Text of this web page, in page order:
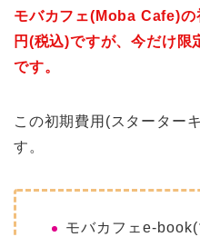
モバカフェ(Moba Cafe)
円(税込)ですが、今だけ
です。
この初期費用(スターター
す。
モバカフェe-